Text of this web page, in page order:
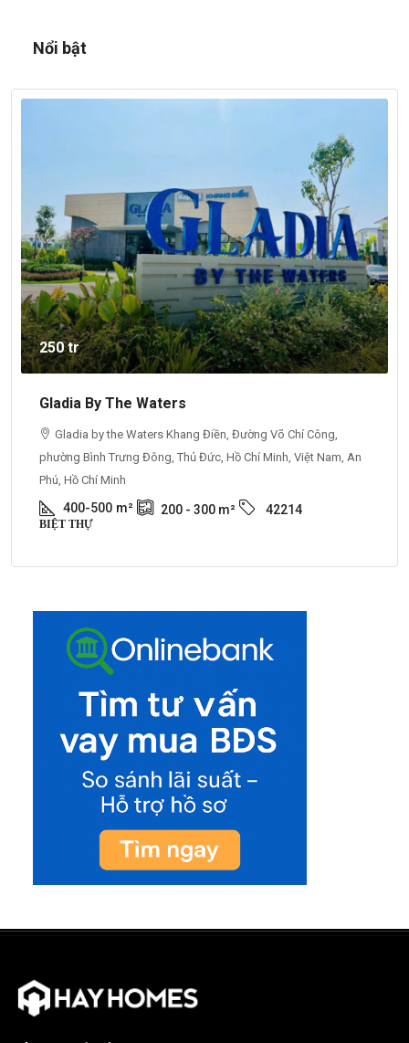
Nổi bật
250 tr
Gladia By The Waters
Gladia by the Waters Khang Điền, Đường Võ Chí Công,
phường Bình Trưng Đông, Thủ Đức, Hồ Chí Minh, Việt Nam, An
Phú, Hồ Chí Minh
400-500 m² 200 - 300 m² 42214
BIỆT THỰ